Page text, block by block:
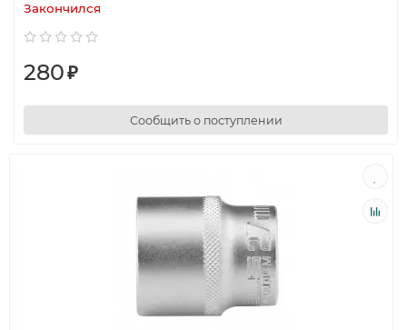
Закончился
280₽
Сообщить о поступлении